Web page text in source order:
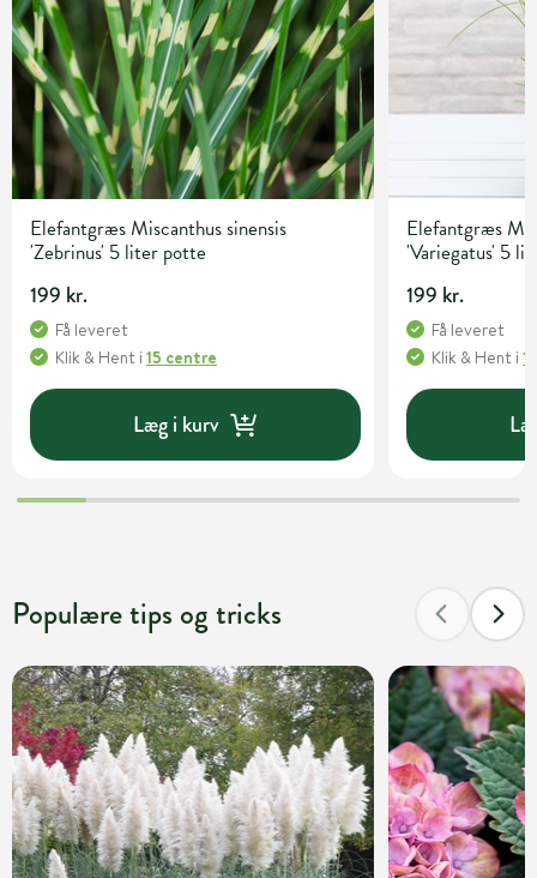
Elefantgræs Miscanthus sinensis
'Zebrinus' 5 liter potte
199 kr.
Få leveret
Klik & Hent i 15 centre
Læg i kurv
Elefantgræs
'Variegatus' 5
199 kr.
Få leveret
Klik & Hent i
Populære tips og tricks